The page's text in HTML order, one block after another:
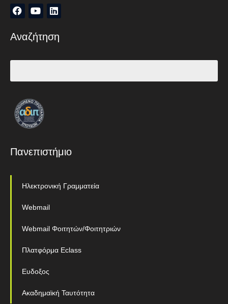
Αναζήτηση
Πανεπιστήμιο
Ηλεκτρονική Γραμματεία
Webmail
Webmail Φοιτητών/Φοιτητριών
Πλατφόρμα Eclass
Ευδοξος
Ακαδημαϊκή Ταυτότητα